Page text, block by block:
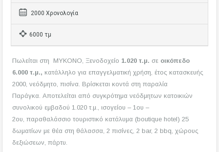
2000 Χρονολογία
6000 τμ
Πωλείται στη ΜΥΚΟΝΟ, Ξενοδοχείο 1.020 τ.μ. σε οικόπεδο
6.000 τ.μ., κατάλληλο για επαγγελματική χρήση, έτος κατασκευής
2000, νεόδμητο, πισίνα. Βρίσκεται κοντά στη παραλία
Παράγκα. Αποτελείται από συγκρότημα νεόδμητων κατοικιών
συνολικού εμβαδού 1.020 τ.μ., ισογείου – 1ου –
2ου, παραθαλάσσιο τουριστικό κατάλυμα (boutique hotel) 25
δωματίων με θέα στη θάλασσα, 2 πισίνες, 2 bar, 2 bbq, χώρους
δεξιώσεων, πάρτυ.